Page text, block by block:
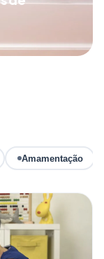
Amamentação